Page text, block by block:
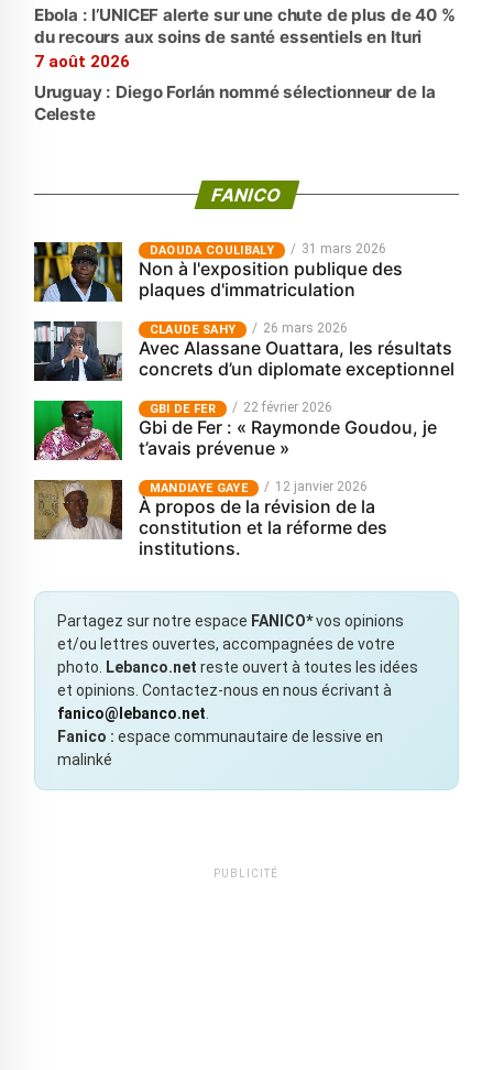
Ebola : l’UNICEF alerte sur une chute de plus de 40 %
du recours aux soins de santé essentiels en Ituri
7 août 2026
Uruguay : Diego Forlán nommé sélectionneur de la
Celeste
FANICO
‎DAOUDA COULIBALY 31 mars 2026
Non à l'exposition publique des
plaques d'immatriculation
CLAUDE SAHY 26 mars 2026
Avec Alassane Ouattara, les résultats
concrets d’un diplomate exceptionnel
GBI DE FER 22 février 2026
Gbi de Fer : « Raymonde Goudou, je
t’avais prévenue »
MANDIAYE GAYE 12 janvier 2026
À propos de la révision de la
constitution et la réforme des
institutions.
Partagez sur notre espace FANICO*vos opinions
et/ou lettres ouvertes, accompagnées de votre
photo.
Lebanco.net reste ouvert à toutes les idées
et opinions. Contactez-nous en nous écrivant à
fanico@lebanco.net
Fanico : espace communautaire de lessive en
malinké
PUBLICITÉ